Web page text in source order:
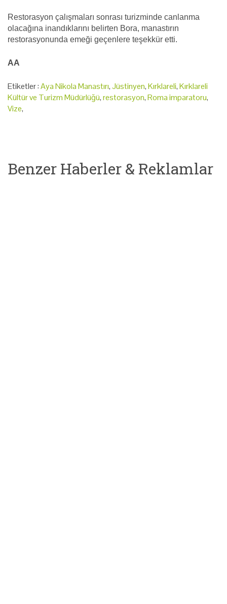
Restorasyon çalışmaları sonrası turizminde canlanma
olacağına inandıklarını belirten Bora, manastırın
restorasyonunda emeği geçenlere teşekkür etti.
AA
Etiketler :Aya Nikola Manastırı,Jüstinyen,Kırklareli,Kırklareli
Kültür ve Turizm Müdürlüğü,restorasyon,Roma imparatoru,
Vize,
Benzer Haberler & Reklamlar